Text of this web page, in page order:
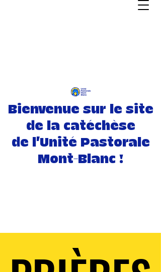
Bienvenue sur le site
de la catéchèse
de l'Unité Pastorale
Mont-Blanc !